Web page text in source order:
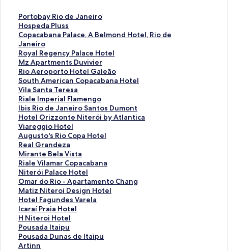
Portobay Rio de Janeiro
P
o
r
t
o
b
a
y
R
i
o
d
e
J
a
n
e
i
r
o
的
連
結
Hospeda Pluss
H
o
s
p
e
d
a
P
l
u
s
s
的
連
結
Copacabana Palace, A Belmond Hotel, Rio de
Janeiro
C
o
p
a
c
a
b
a
n
a
P
a
l
a
c
e
,
A
B
e
l
m
o
n
Royal Regency Palace Hotel
R
o
y
a
l
R
e
g
e
n
c
y
P
a
l
a
c
e
H
o
t
e
Mz Apartments Duvivier
M
z
A
p
a
r
t
m
e
n
t
s
D
u
v
i
v
i
e
r
的
Rio Aeroporto Hotel Galeão
R
i
o
A
e
r
o
p
o
r
t
o
H
o
t
e
l
G
a
l
South American Copacabana Hotel
S
o
u
t
h
A
m
e
r
i
c
a
n
C
o
p
a
c
a
Vila Santa Teresa
V
i
l
a
S
a
n
t
a
T
e
r
e
s
a
的
連
結
Riale Imperial Flamengo
R
i
a
l
e
I
m
p
e
r
i
a
l
F
l
a
m
Ibis Rio de Janeiro Santos Dumont
I
b
i
s
R
i
o
d
e
J
a
n
e
i
r
o
Hotel Orizzonte Niterói by Atlantica
H
o
t
e
l
O
r
i
z
z
o
n
t
e
N
Viareggio Hotel
V
i
a
r
e
g
g
i
o
H
o
t
e
l
Augusto's Rio Copa Hotel
A
u
g
u
s
t
o
'
s
R
i
o
C
Real Grandeza
R
e
a
l
G
r
a
n
d
e
z
a
Mirante Bela Vista
M
i
r
a
n
t
e
B
e
l
a
Riale Vilamar Copacabana
R
i
a
l
e
V
i
l
a
m
Niterói Palace Hotel
N
i
t
e
r
ó
i
P
a
Omar do Rio - Apartamento Chang
O
m
a
r
d
o
R
i
Matiz Niteroi Design Hotel
M
a
t
i
z
N
i
Hotel Fagundes Varela
H
o
t
e
l
F
Icaraí Praia Hotel
I
c
a
r
a
H Niteroi Hotel
H
N
i
t
Pousada Itaipu
P
o
u
Pousada Dunas de Itaipu
P
o
Artinn
A